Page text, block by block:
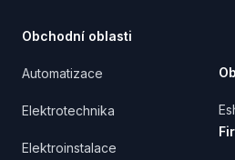
Obchodní oblasti
Automatizace
Elektrotechnika
Elektroinstalace